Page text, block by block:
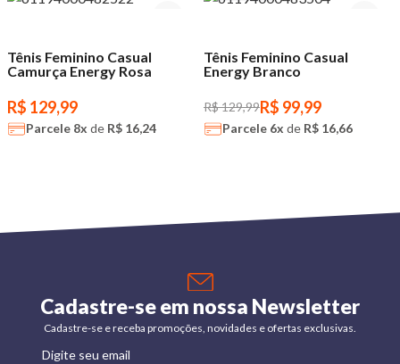
Tênis Feminino Casual
Camurça Energy Rosa
R$ 129,99
Parcele 8x de R$ 16,24
Tênis Feminino Casual
Energy Branco
R$ 129,99R$ 99,99
Parcele 6x de R$ 16,66
Cadastre-se em nossa Newsletter
Cadastre-se e receba promoções, novidades e ofertas exclusivas.
Digite seu email